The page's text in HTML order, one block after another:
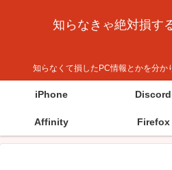
知らなきゃ絶対損す
知らなくて損したPC情報とかを分か
iPhone Discord
Affinity Firefox